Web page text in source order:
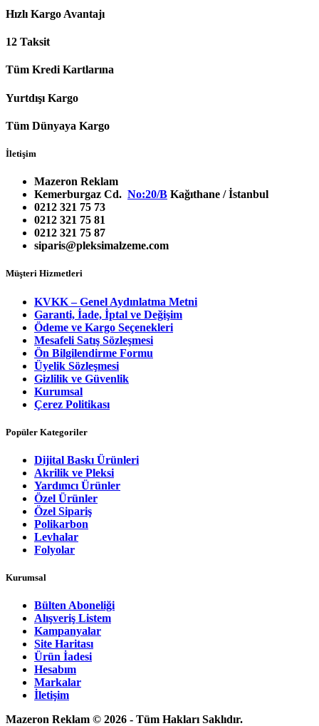
Hızlı Kargo Avantajı
12 Taksit
Tüm Kredi Kartlarına
Yurtdışı Kargo
Tüm Dünyaya Kargo
İletişim
Mazeron Reklam
Kemerburgaz Cd. No:20/B Kağıthane / İstanbul
0212 321 75 73
0212 321 75 81
0212 321 75 87
siparis@pleksimalzeme.com
Müşteri Hizmetleri
KVKK – Genel Aydınlatma Metni
Garanti, İade, İptal ve Değişim
Ödeme ve Kargo Seçenekleri
Mesafeli Satış Sözleşmesi
Ön Bilgilendirme Formu
Üyelik Sözleşmesi
Gizlilik ve Güvenlik
Kurumsal
Çerez Politikası
Popüler Kategoriler
Dijital Baskı Ürünleri
Akrilik ve Pleksi
Yardımcı Ürünler
Özel Ürünler
Özel Sipariş
Polikarbon
Levhalar
Folyolar
Kurumsal
Bülten Aboneliği
Alışveriş Listem
Kampanyalar
Site Haritası
Ürün İadesi
Hesabım
Markalar
İletişim
Mazeron Reklam © 2026 - Tüm Hakları Saklıdır.